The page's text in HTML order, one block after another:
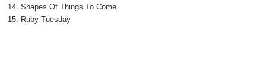
14. Shapes Of Things To Come
15. Ruby Tuesday